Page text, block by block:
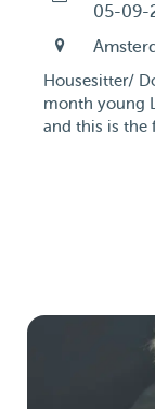
05-09-
Housesitter/
month young
and this is the